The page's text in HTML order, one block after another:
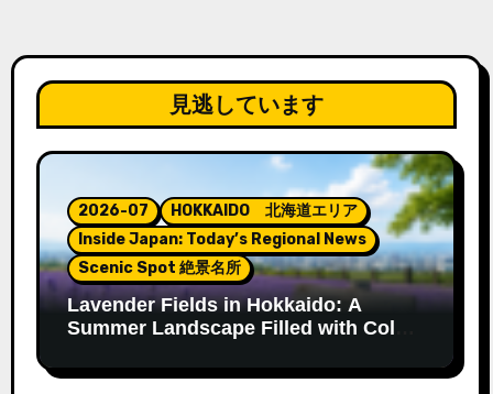
見逃しています
2026-07
HOKKAIDO 北海道エリア
Inside Japan: Today’s Regional News
Scenic Spot 絶景名所
Lavender Fields in Hokkaido: A
Summer Landscape Filled with Color